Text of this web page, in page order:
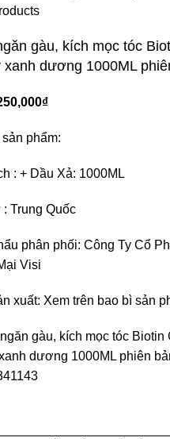
gàu, kích mọc tóc
xanh dương 1000ML
₫
phẩm:
: + Dầu Xả: 1000ML
Trung Quốc
phân phối: Công Ty Cổ
Visi
xuất: Xem trên bao bì sản
gàu, kích mọc tóc Biotin
dương 1000ML phiên